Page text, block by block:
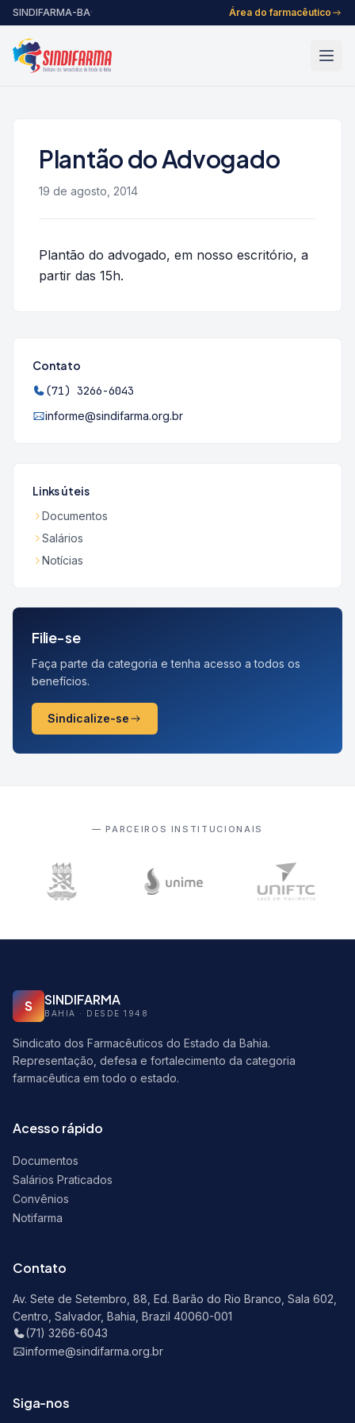
Pular para o conteúdo
SINDIFARMA-BA· Área do farmacêutico
Plantão do Advogado
19 de agosto, 2014
Plantão do advogado, em nosso escritório, a
partir das 15h.
Contato
(71) 3266-6043
informe@sindifarma.org.br
Links úteis
Documentos
Salários
Notícias
Filie-se
Faça parte da categoria e tenha acesso a todos os
benefícios.
Sindicalize-se
— PARCEIROS INSTITUCIONAIS
S SINDIFARMA
BAHIA · DESDE 1948
Sindicato dos Farmacêuticos do Estado da Bahia.
Representação, defesa e fortalecimento da categoria
farmacêutica em todo o estado.
Acesso rápido
Documentos
Salários Praticados
Convênios
Notifarma
Contato
Av. Sete de Setembro, 88, Ed. Barão do Rio Branco, Sala 602,
Centro, Salvador, Bahia, Brazil 40060-001
(71) 3266-6043
informe@sindifarma.org.br
Siga-nos